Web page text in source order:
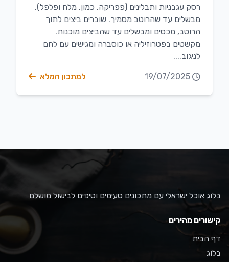
רסק עגבניות ותבלינים (פפריקה, כמון, מלח ופלפל).
מבשלים עד שהרוטב מסמיך. שוברים ביצים לתוך
הרוטב, מכסים ומבשלים עד שהביצים מוכנות.
מקשטים בפטרוזיליה או כוסברה ומגישים עם לחם
לניגוב....
19/07/2025 למתכון המלא
בלוג אוכל ישראלי עם מתכונים טעימים וטיפים לבישול מושלם
קישורים מהירים
דף הבית
בלוג